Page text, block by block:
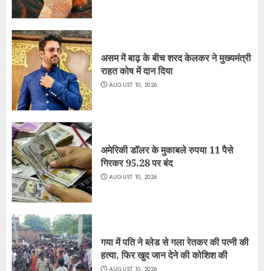
असम में बाढ़ के बीच शरद केलकर ने मुख्यमंत्री
राहत कोष में दान दिया
AUGUST 10, 2026
अमेरिकी डॉलर के मुकाबले रुपया 11 पैसे
गिरकर 95.28 पर बंद
AUGUST 10, 2026
गया में पति ने ब्लेड से गला रेतकर की पत्नी की
हत्या, फिर खुद जान देने की कोशिश की
AUGUST 10, 2026